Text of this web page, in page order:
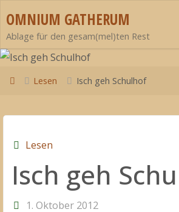
Inhalt
springen
OMNIUM GATHERUM
Ablage für den gesam(mel)ten Rest
StartLesen Isch geh Schulhof
Lesen
Isch geh
1. Oktober 2012